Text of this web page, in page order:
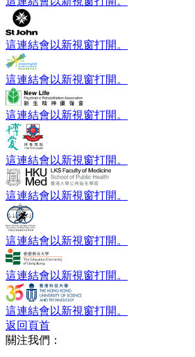
這連結會以新視窗打開。
這連結會以新視窗打開。
這連結會以新視窗打開。
這連結會以新視窗打開。
這連結會以新視窗打開。
這連結會以新視窗打開。
這連結會以新視窗打開。
這連結會以新視窗打開。
返回頁首
關注我們：